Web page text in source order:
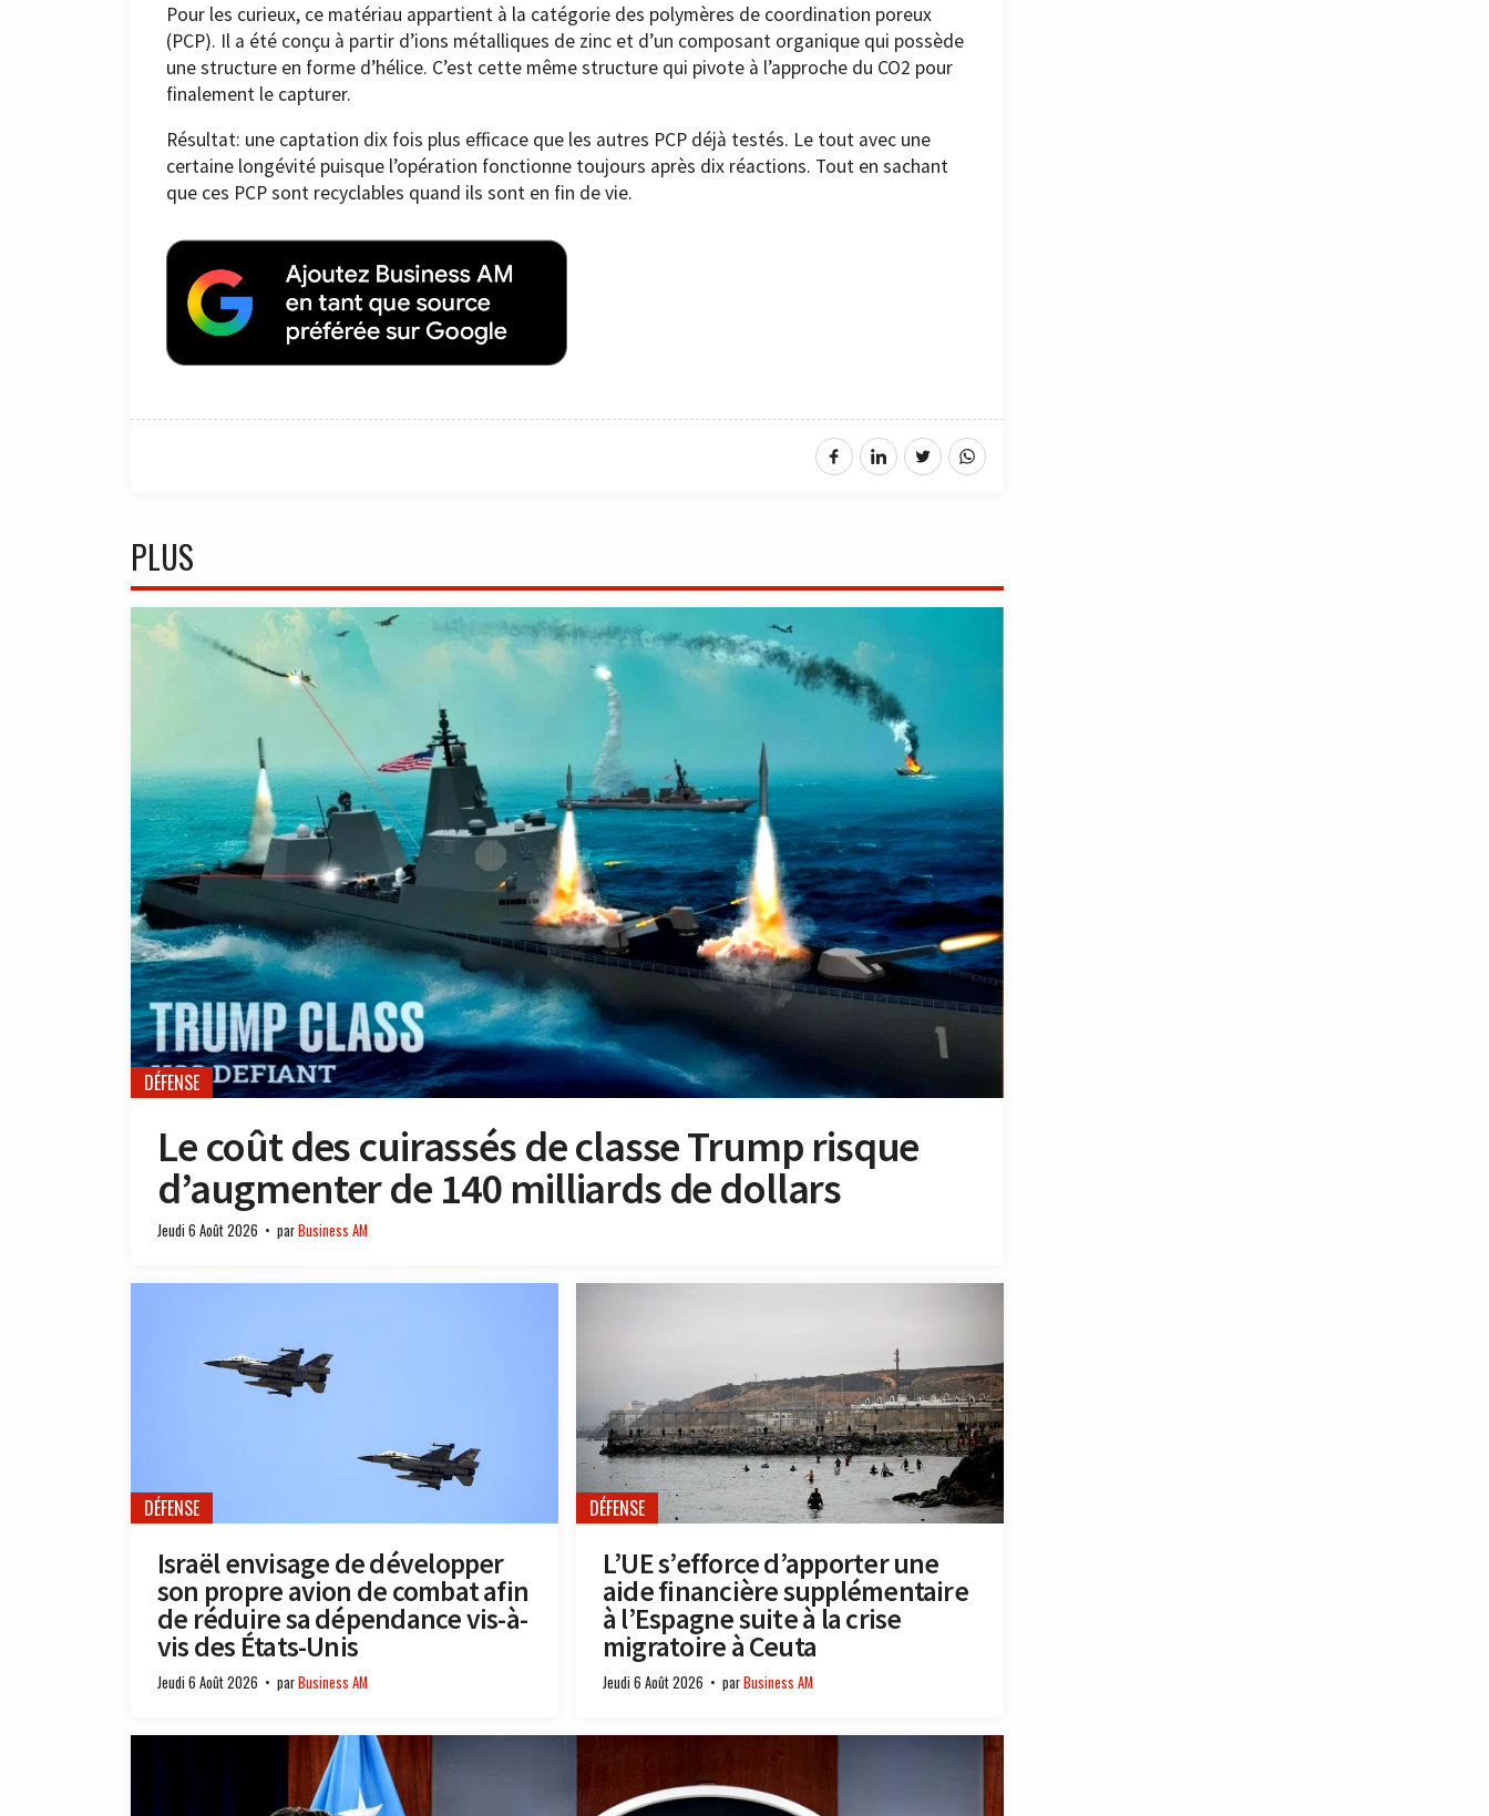
Pour les curieux, ce matériau appartient à la catégorie des polymères de coordination poreux
(PCP). Il a été conçu à partir d’ions métalliques de zinc et d’un composant organique qui possède
une structure en forme d’hélice. C’est cette même structure qui pivote à l’approche du CO2 pour
finalement le capturer.
Résultat: une captation dix fois plus efficace que les autres PCP déjà testés. Le tout avec une
certaine longévité puisque l’opération fonctionne toujours après dix réactions. Tout en sachant
que ces PCP sont recyclables quand ils sont en fin de vie.
PLUS
DÉFENSE
Le coût des cuirassés de classe Trump risque
d’augmenter de 140 milliards de dollars
Jeudi 6 Août 2026 parBusiness AM
DÉFENSE
Israël envisage de développer
son propre avion de combat afin
de réduire sa dépendance vis-à-
vis des États-Unis
Jeudi 6 Août 2026 parBusiness AM
DÉFENSE
L’UE s’efforce d’apporter une
aide financière supplémentaire
à l’Espagne suite à la crise
migratoire à Ceuta
Jeudi 6 Août 2026 parBusiness AM